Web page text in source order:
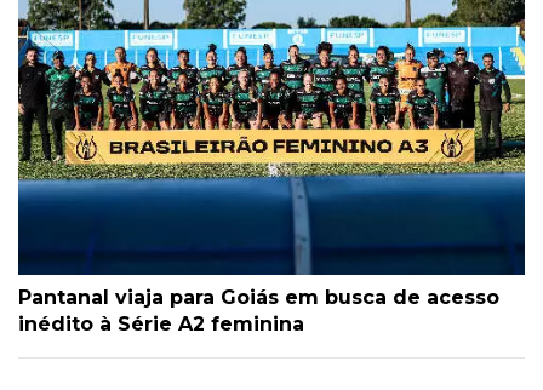
Pantanal viaja para Goiás em busca de acesso
inédito à Série A2 feminina